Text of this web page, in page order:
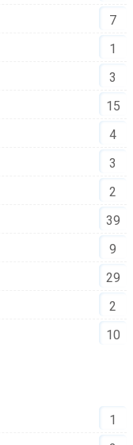
7
1
3
15
4
3
2
39
9
29
2
10
1